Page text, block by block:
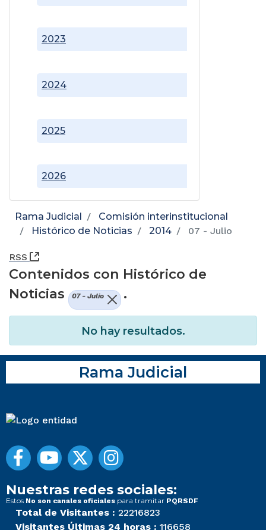
2023
2024
2025
2026
Rama Judicial
Comisión interinstitucional
Histórico de Noticias
2014 07 - Julio
RSS (Abre una nueva ventana)
Contenidos con Histórico de
Noticias
07 - Julio .
No hay resultados.
Rama Judicial
Nuestras redes sociales:
Estos No son canales oficiales para tramitar PQRSDF
Total de Visitantes : 22216823
Visitantes Últimas 24 horas : 116658